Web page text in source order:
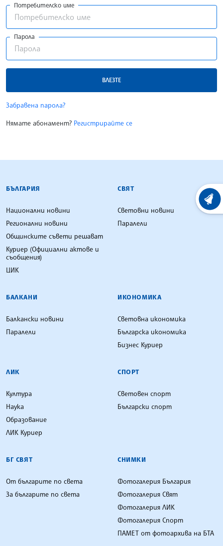
Потребителско име
Парола
ВЛЕЗТЕ
Забравена парола?
Нямате абонамент? Регистрирайте се
БЪЛГАРСКА ТЕЛЕГРАФНА АГЕНЦИЯ
БЪЛГАРИЯ
Национални новини
Регионални новини
Общинските съвети решават
Куриер (Официални актове и
съобщения)
ЦИК
СВЯТ
Световни новини
Паралели
БАЛКАНИ
Балкански новини
Паралели
ИКОНОМИКА
Световна икономика
Българска икономика
Бизнес Куриер
ЛИК
Култура
Наука
Образование
ЛИК Куриер
СПОРТ
Световен спорт
Български спорт
БГ СВЯТ
От българите по света
За българите по света
СНИМКИ
Фотогалерия България
Фотогалерия Свят
Фотогалерия ЛИК
Фотогалерия Спорт
ПАМЕТ от фотоархива на БТА